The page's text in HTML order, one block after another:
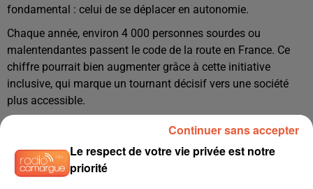
fondamental : celui de se déplacer en autonomie.
Chaque année, environ 4 000 personnes sourdes ou
malentendantes passent le code de la route en France. Ce
chiffre pourrait bien augmenter grâce à cette initiative
inclusive, qui marque un tournant décisif vers une société
plus accessible.
Le respect de votre vie privée est notre
priorité
Continuer sans accepter